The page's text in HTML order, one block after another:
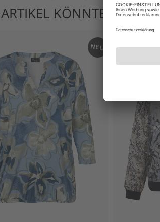
ARTIKEL KÖNNTEN
NEU